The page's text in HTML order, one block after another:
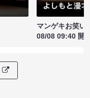
マンゲキお笑い
08/08 09:40 開